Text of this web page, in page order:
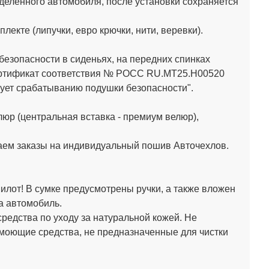
(липучки, евро крючки, нити, веревки).
в сиденьях, на передних спинках
соответствия № РОСС RU.МТ25.Н00520
срабатыванию подушки безопасности".
(центральная вставка - премиум велюр),
заказы на индивидуальный пошив Авточехлов.
В сумке предусмотрены ручки, а также вложен
автомобиль.
по уходу за натуральной кожей. Не
средства, не предназначенные для чистки